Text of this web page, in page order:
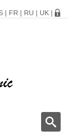
| FR | RU | UK |